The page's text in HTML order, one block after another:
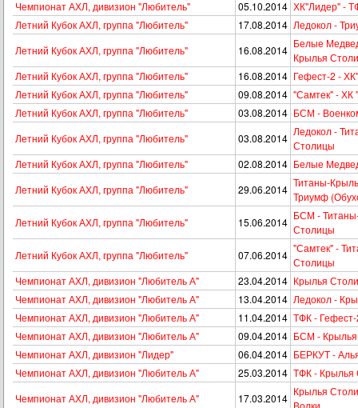
Чемпионат АХЛ, дивизион "Любитель"
05.10.2014 ХК"Лидер" -
Летний Кубок АХЛ, группа "Любитель"
17.08.2014 Ледокол -
Летний Кубок АХЛ, группа "Любитель"
16.08.2014
Белые
Крылья
Летний Кубок АХЛ, группа "Любитель"
16.08.2014 Гефест-2 -
Летний Кубок АХЛ, группа "Любитель"
09.08.2014 "Самтек" - ХК
Летний Кубок АХЛ, группа "Любитель"
03.08.2014 БСМ -
Летний Кубок АХЛ, группа "Любитель"
03.08.2014
Ледокол -
Столицы
Летний Кубок АХЛ, группа "Любитель"
02.08.2014 Белые
Летний Кубок АХЛ, группа "Любитель"
29.06.2014
Титаны-
Триумф
Летний Кубок АХЛ, группа "Любитель"
15.06.2014
БСМ -
Столицы
Летний Кубок АХЛ, группа "Любитель"
07.06.2014
"Самтек" -
Столицы
Чемпионат АХЛ, дивизион "Любитель А"
23.04.2014 Крылья
Чемпионат АХЛ, дивизион "Любитель А"
13.04.2014 Ледокол -
Чемпионат АХЛ, дивизион "Любитель А"
11.04.2014 ТФК -
Чемпионат АХЛ, дивизион "Любитель А"
09.04.2014 БСМ -
Чемпионат АХЛ, дивизион "Лидер"
06.04.2014 БЕРКУТ -
Чемпионат АХЛ, дивизион "Любитель А"
25.03.2014 ТФК - Крылья
Чемпионат АХЛ, дивизион "Любитель А"
17.03.2014
Крылья
Волки